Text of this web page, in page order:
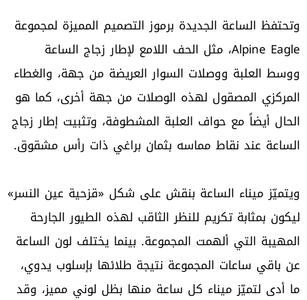
وتحتفظ الساعة الجديدة برموز التصميم المميزة لمجموعة
Alpine Eagle، مثل الحف اللامع لإطار زجاج الساعة
ووسط العلبة ووصلات السوار العريضة من جهة، والغطاء
المركزي المصقول لهذه الوصلات من جهة أخرى، كما هو
الحال أيضاً مع حواف العلبة المشطوفة، وتثبيت إطار زجاج
الساعة عند نقاط مماسه بثمان براغي ذات رأس مشقوق.
ويتميّز ميناء الساعة بنقش على شكل «قزحية عين النسر»
ليكون بمثابة تكريم للنظر الثاقب لهذه الطيور الجارحة
المهيبة التي ألهمت المجموعة. بينما يختلف لون الساعة
عن باقي ساعات المجموعة نتيجة طلائها بإسلوب يدوي،
ما أدى لتميّز ميناء كل ساعة منها بظل لوني مميز، وقد